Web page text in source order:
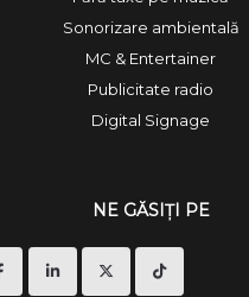
Sonorizare ambientală
MC & Entertainer
Publicitate radio
Digital Signage
NE GĂSIȚI PE